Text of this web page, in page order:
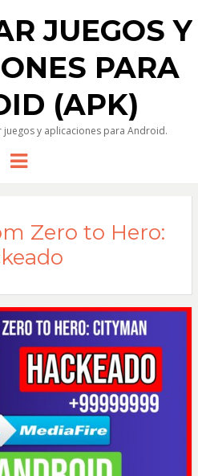
JUEGOS Y
PARA
(APK)
y aplicaciones para Android.
Menu
Zero to Hero: